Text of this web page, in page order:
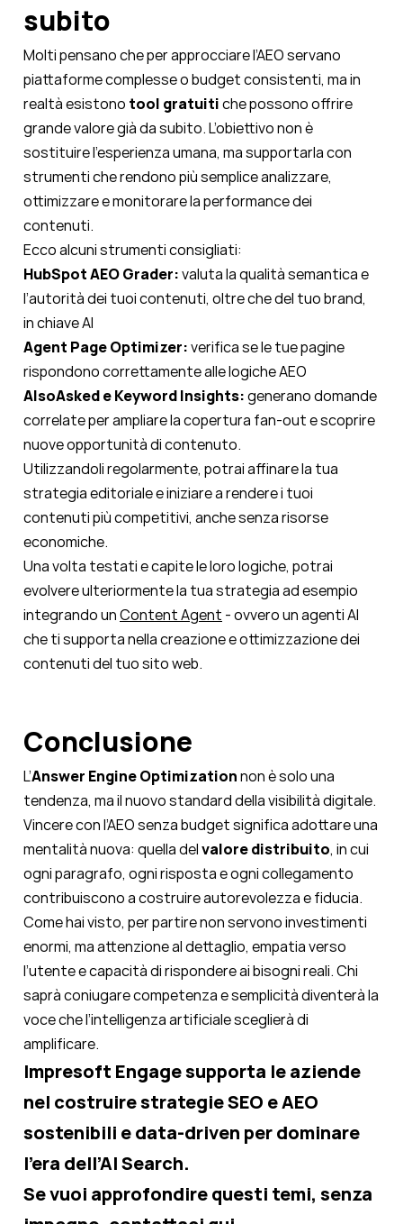
subito
Molti pensano che per approcciare l’AEO servano
piattaforme complesse o budget consistenti, ma in
realtà esistono tool gratuitiche possono offrire
grande valore già da subito. L’obiettivo non è
sostituire l’esperienza umana, ma supportarla con
strumenti che rendono più semplice analizzare,
ottimizzare e monitorare la performance dei
contenuti.
Ecco alcuni strumenti consigliati:
HubSpot AEO Grader:valuta la qualità semantica e
l’autorità dei tuoi contenuti, oltre che del tuo brand,
in chiave AI
Agent Page Optimizer:verifica se le tue pagine
rispondono correttamente alle logiche AEO
AlsoAsked e Keyword Insights:generano domande
correlate per ampliare la copertura fan-out e scoprire
nuove opportunità di contenuto.
Utilizzandoli regolarmente, potrai affinare la tua
strategia editoriale e iniziare a rendere i tuoi
contenuti più competitivi, anche senza risorse
economiche.
Una volta testati e capite le loro logiche, potrai
evolvere ulteriormente la tua strategia ad esempio
integrando unContent Agent - ovvero un agenti AI
che ti supporta nella creazione e ottimizzazione dei
contenuti del tuo sito web.
Conclusione
L’Answer Engine Optimizationnon è solo una
tendenza, ma il nuovo standard della visibilità digitale.
Vincere con l’AEO senza budget significa adottare una
mentalità nuova: quella delvalore distribuito, in cui
ogni paragrafo, ogni risposta e ogni collegamento
contribuiscono a costruire autorevolezza e fiducia.
Come hai visto, per partire non servono investimenti
enormi, ma attenzione al dettaglio, empatia verso
l’utente e capacità di rispondere ai bisogni reali. Chi
saprà coniugare competenza e semplicità diventerà la
voce che l’intelligenza artificiale sceglierà di
amplificare.
Impresoft Engage supporta le aziende
nel costruire strategie SEO e AEO
sostenibili e data-driven per dominare
l’era dell’AI Search.
Se vuoi approfondire questi temi, senza